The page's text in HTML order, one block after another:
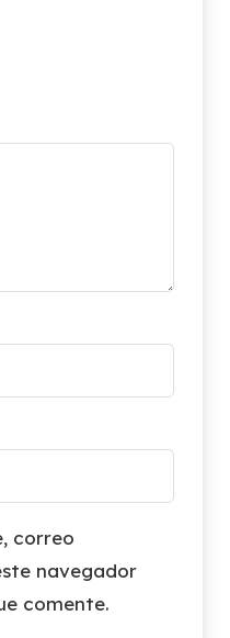
correo
navegador
comente.